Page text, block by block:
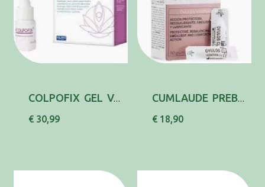
COLPOFIX GEL VAG SPRAY FRS 20ML+10 APLICAD
€ 30,99
CUMLAUDE PREBIOTIC OVUL VAG 3G X10
€ 18,90